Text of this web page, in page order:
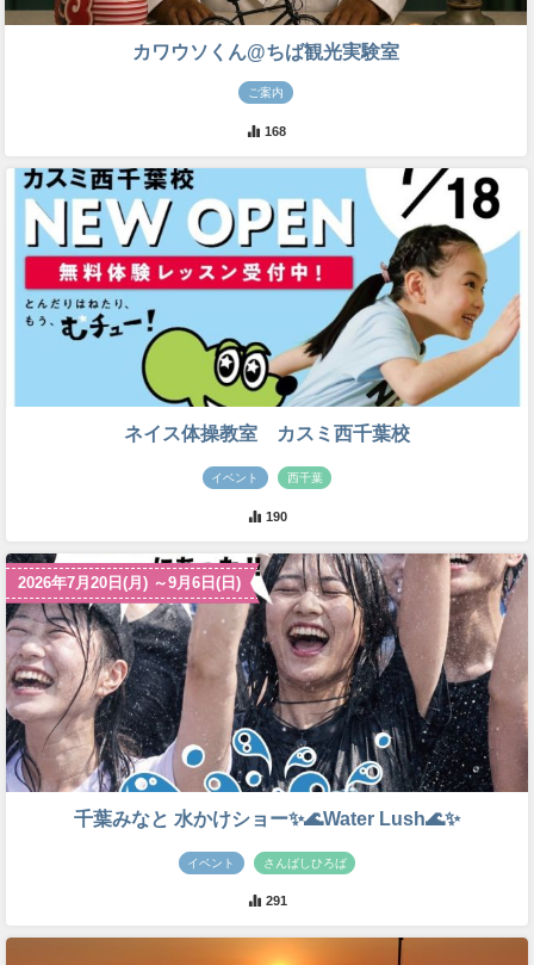
カワウソくん@ちば観光実験室
ご案内
168
ネイス体操教室 カスミ西千葉校
イベント 西千葉
190
2026年7月20日(月) ～9月6日(日)
千葉みなと 水かけショー✨🌊Water Lush🌊✨
イベント さんばしひろば
291